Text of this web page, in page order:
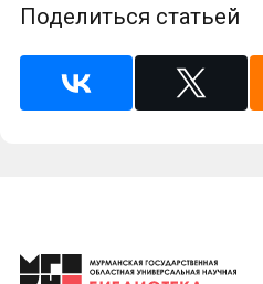
Поделиться статьей